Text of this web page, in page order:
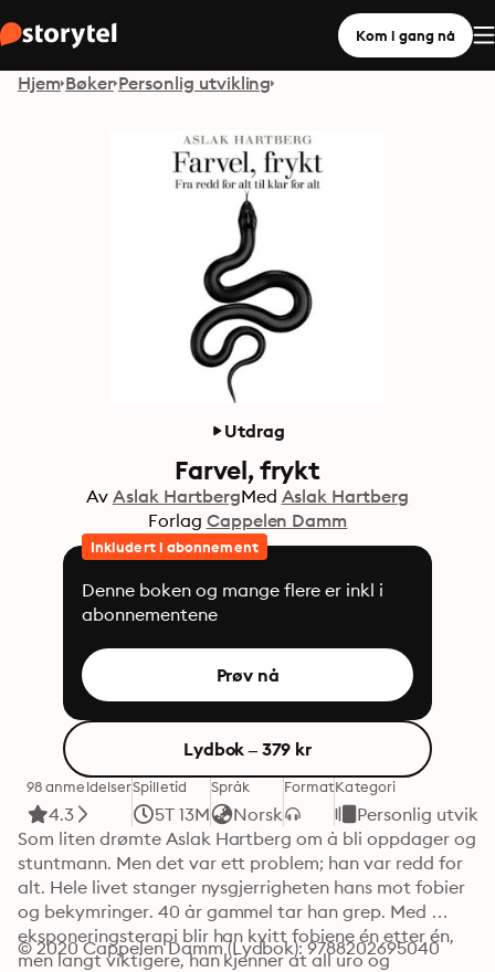
Kom i gang nå
Hjem Bøker Personlig utvikling
Utdrag
Farvel, frykt
Av Aslak HartbergMed Aslak Hartberg
Forlag Cappelen Damm
Inkludert i abonnement
Denne boken og mange flere er inkl i
abonnementene
Prøv nå
Lydbok – 379 kr
98 anmeldelser
4.3
Spilletid
5T 13M
Språk
Norsk
FormatKategori
Personlig
Som liten drømte Aslak Hartberg om å bli oppdager og
stuntmann. Men det var ett problem; han var redd for
alt. Hele livet stanger nysgjerrigheten hans mot fobier
og bekymringer. 40 år gammel tar han grep. Med
eksponeringsterapi blir han kvitt fobiene én etter én,
men langt viktigere, han kjenner at all uro og
© 2020 Cappelen Damm (Lydbok): 9788202695040